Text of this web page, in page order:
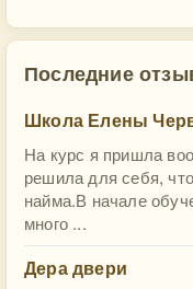
Последние
Школа Елены
На курс я пришла
решила для себя,
найма.В начале
много ...
Дера двери